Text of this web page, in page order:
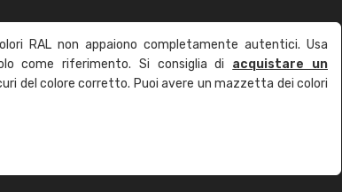
RAL non appaiono completamente autentici. Usa
come riferimento. Si consiglia di acquistare un
del colore corretto. Puoi avere un mazzetta dei colori
Caterina Maifredi